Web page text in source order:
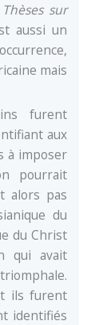
Thèses sur
aussi un
mais
furent
aux
à imposer
pourrait
alors pas
du
du Christ
qui avait
ils furent
identifiés